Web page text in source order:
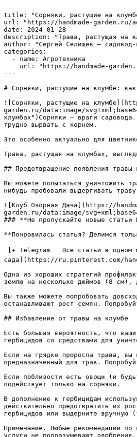
---
title: "Сорняки, растущие на
url: "https://handmade-garden.ru/
date: 2024-01-28
description: "Трава, растущая на
author: "Сергей Селищев — садовод-
categories:
---
# Сорняки, растущие на клумбе:
![Сорняки, растущие на
garden.ru/data:image/
клумбах")Сорняки – враги
трудно вырвать с корнем.
Это особенно актуально для
Трава, растущая на клумбах,
## Предотвращение появления травы
Вы можете попытаться уничтожить
нибудь пробовали выдергивать
![Клуб Озорная Дача](https://
garden.ru/data:image/
### **Не пропускайте новые статьи
**Понравилась статья? Делимся
сада](https://ru.pinterest.com/
Одна из хороших стратегий
землю на несколько дюймов (8 см),
Вы также можете попробовать
останавливают рост семян.
## Избавление от травы на клумбе
Есть большая вероятность, что
гербицидов со средствами для
Если на грядке проросла трава, вы
предназначенный для трав.
Если поблизости есть овощи (и
подействует только на сорняки.
В дополнение к гербицидам
действительно предотвратить их
гербицидов или выдерните вручную
Примечание. Любые рекомендации по
услуги не подразумевают